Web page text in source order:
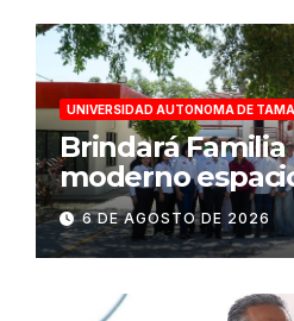
UNIVERSIDAD AUTONOMA DE
Brindará Familia
moderno
sentido
sede del
6 DE AGOSTO DE 2026